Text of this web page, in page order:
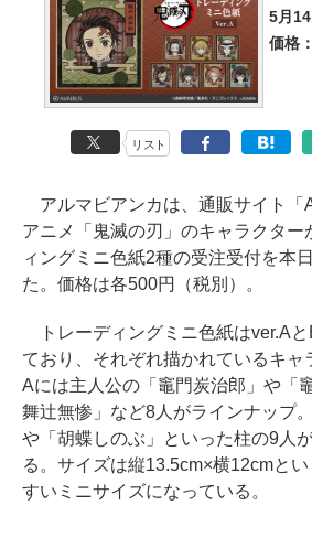
5月
価格
リスト
アルマビアンカは、通販サイト「
アニメ「鬼滅の刃」のキャラクター
ィングミニ色紙2種の受注受付を本
た。価格は各500円（税別）。
トレーディングミニ色紙はver.A
ており、それぞれ描かれているキャ
Aには主人公の「竈門炭治郎」や「
舞辻無惨」など8人がラインナップ
や「胡蝶しのぶ」といった柱の9人
る。サイズは縦13.5cm×横12cmと
すいミニサイズになっている。